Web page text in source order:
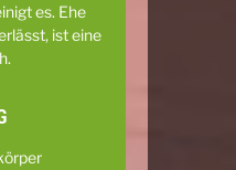
es. Ehe
ist eine